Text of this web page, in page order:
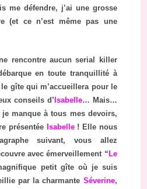
me défendre, j’ai une grosse
(et ce n’est même pas une
rencontre aucun serial killer
en toute tranquillité à
gîte qui m’accueillera pour le
conseils d’ Isabelle… Mais…
je manque à tous mes devoirs,
présentée Isabelle! Elle nous
suivant, vous allez
avec émerveillement “ Le
petit gîte où je suis
par la charmante Séverine,